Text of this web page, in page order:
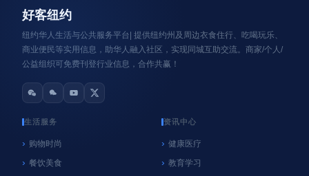
心系纽约
好客纽约
纽约华人生活与公共服务平台| 提供纽约州及周边衣食住行、吃喝玩乐、
商业便民等实用信息，助华人融入社区，实现同城互助交流。商家/个人/
公益组织可免费刊登行业信息，合作共赢！
生活服务
购物时尚
餐饮美食
资讯中心
健康医疗
教育学习